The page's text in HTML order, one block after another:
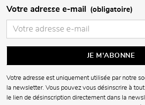
Votre adresse e-mail (obligatoire)
Votre adresse est uniquement utilisée par notre
la newsletter. Vous pouvez vous désinscrire à
le lien de désinscription directement dans la